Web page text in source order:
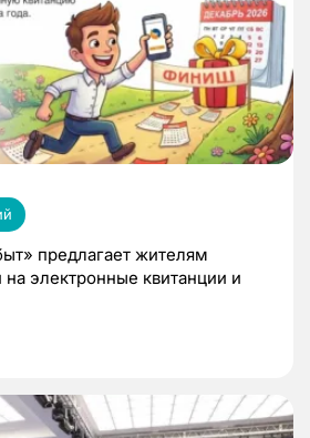
предлагает жителям
на электронные квитанции и